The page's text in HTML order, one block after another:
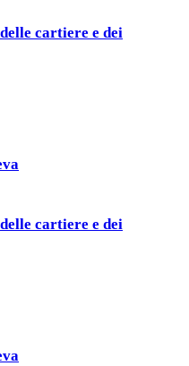
cartiere e dei
cartiere e dei